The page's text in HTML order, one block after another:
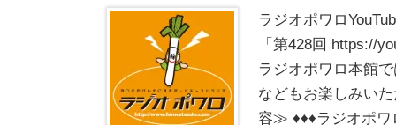
ラジオポワロ
「第428回 https://
ラジオポワロ本館
などもお楽しみい
容≫ ♦♦♦ラジオポワ